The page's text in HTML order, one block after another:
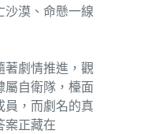
沙漠、命懸一線
著劇情推進，觀
屬自衛隊，檯面
員，而劇名的真
案正藏在